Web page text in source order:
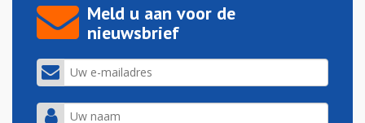
Meld u aan voor de
nieuwsbrief